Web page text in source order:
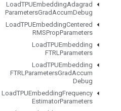
LoadTPUEmbeddingAdagrad
ParametersGradAccumDebug
LoadTPUEmbeddingCentered
RMSPropParameters
LoadTPUEmbedding
FTRLParameters
LoadTPUEmbedding
FTRLParametersGradAccum
Debug
LoadTPUEmbeddingFrequency
EstimatorParameters
التواصل الاجتماعي
المدوّنة
المنتدى
GitHub
Twitter